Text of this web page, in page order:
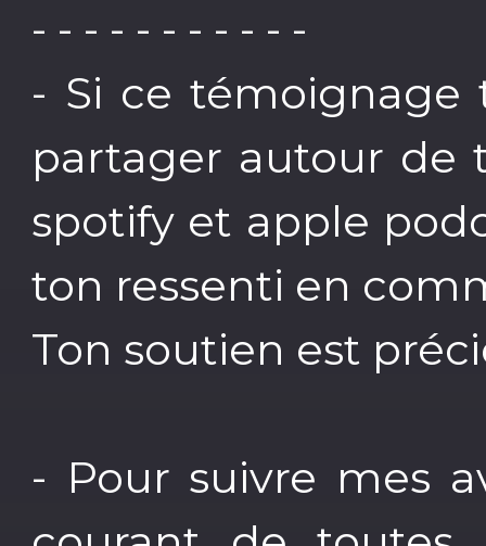
- - - - - - - - - - -
- Si ce témoignage
partager autour de
spotify et apple
ton ressenti en
Ton soutien est
- Pour suivre mes